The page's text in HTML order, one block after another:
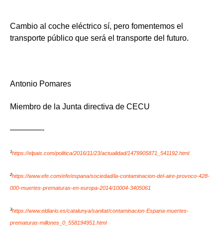
Cambio al coche eléctrico sí, pero fomentemos el
transporte público que será el transporte del futuro.
Antonio Pomares
Miembro de la Junta directiva de CECU
————-
1https://elpais.com/politica/2016/11/23/actualidad/1479905871_541192.html
2https://www.efe.com/efe/espana/sociedad/la-contaminacion-del-aire-provoco-428-
000-muertes-prematuras-en-europa-2014/10004-3405061
3https://www.eldiario.es/catalunya/sanitat/contaminacion-Espana-muertes-
prematuras-millones_0_558194951.html